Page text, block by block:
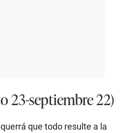
23-septiembre 22)
que todo resulte a la